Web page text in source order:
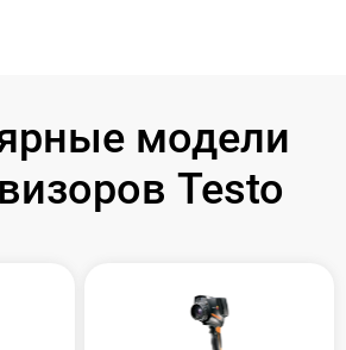
модели
Testo